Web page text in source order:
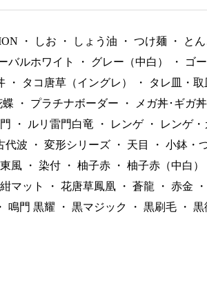
・ しお ・ しょう油 ・ つけ麺 ・ と
バルホワイト ・ グレー（中白） ・ ゴ
・ タコ唐草（イングレ） ・ タレ皿・取
蝶 ・ プラチナボーダー ・ メガ丼･ギガ丼
・ ルリ雷門白竜 ・ レンゲ ・ レンゲ
代波 ・ 変形シリーズ ・ 天目 ・ 小鉢・
東風 ・ 染付 ・ 柚子赤 ・ 柚子赤（中白）
紺マット ・ 花唐草鳳凰 ・ 蒼龍 ・ 赤金 ・
・ 鳴門 黒耀 ・ 黒マジック ・ 黒刷毛 ・ 黒